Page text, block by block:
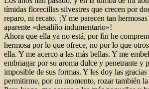
tímidas florecillas silvestres que crecen por
reparo, ni recato. ¡Y me parecen tan
aparente «desaliño indumentario»!
Ahora que ella ya no está, por fin he
hermosa por lo que ofrece, no por lo que
ella. Y me acerco a las más bellas. Y me
embriagar por su aroma dulce y penetrante y
imposible de sus formas. Y les doy las
permitirme, por un momento, rozar también